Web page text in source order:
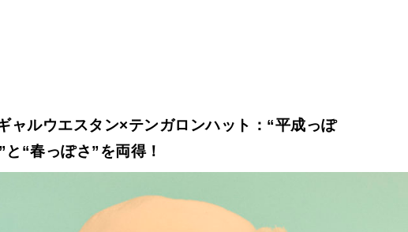
ャルウエスタン×テンガロンハット：“平成っぽ
と“春っぽさ”を両得！